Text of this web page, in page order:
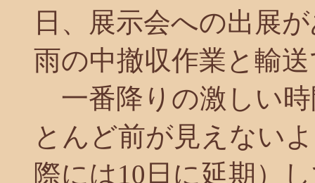
日、展示会への出展
雨の中撤収作業と輸
一番降りの激しい
とんど前が見えない
際には10日に延期）